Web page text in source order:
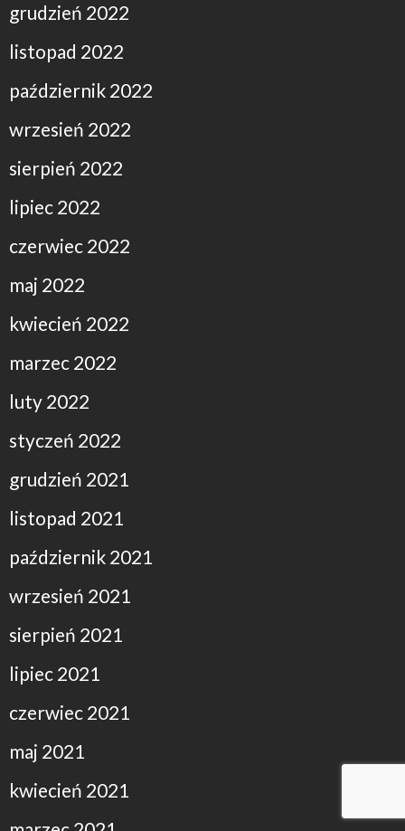
grudzień 2022
listopad 2022
październik 2022
wrzesień 2022
sierpień 2022
lipiec 2022
czerwiec 2022
maj 2022
kwiecień 2022
marzec 2022
luty 2022
styczeń 2022
grudzień 2021
listopad 2021
październik 2021
wrzesień 2021
sierpień 2021
lipiec 2021
czerwiec 2021
maj 2021
kwiecień 2021